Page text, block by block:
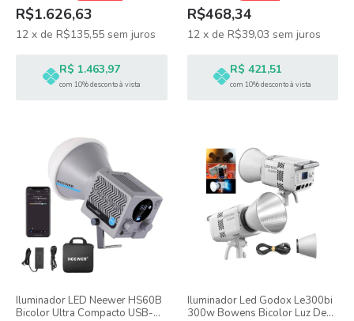
R$1.626,63
12 x de R$135,55 sem juros
R$ 1.463,97
com 10% desconto à vista
R$468,34
12 x de R$39,03 sem juros
R$ 421,51
com 10% desconto à vista
Iluminador LED Neewer HS60B
Bicolor Ultra Compacto USB-C
Iluminador Led Godox Le300bi
300w Bowens Bicolor Luz De